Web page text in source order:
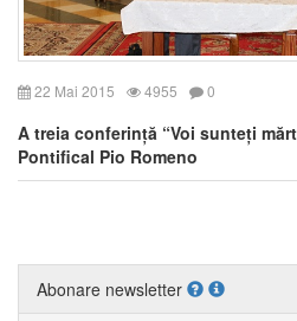
22 Mai 2015 4955 0
A treia conferință “Voi sunteți
Pontifical Pio Romeno
Abonare newsletter